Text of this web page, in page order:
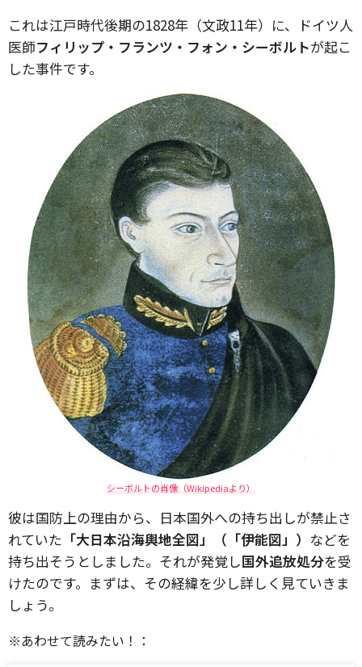
これは江戸時代後期の1828年（文政11年）に、ドイツ人
医師フィリップ・フランツ・フォン・シーボルトが起こ
した事件です。
シーボルトの肖像（Wikipediaより）
彼は国防上の理由から、日本国外への持ち出しが禁止さ
れていた 「大日本沿海輿地全図」（「伊能図」） などを
持ち出そうとしました。それが発覚し国外追放処分を受
けたのです。まずは、その経緯を少し詳しく見ていきま
しょう。
※あわせて読みたい！：